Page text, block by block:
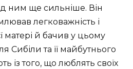
ним ще сильніше. Він
легковажність і
матері й бачив у цьому
Сибіли та її майбутнього
із того, що люблять своїх